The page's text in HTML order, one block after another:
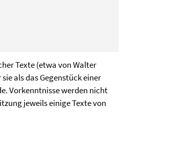
Texte (etwa von Walter
als das Gegenstück einer
Vorkenntnisse werden nicht
jeweils einige Texte von